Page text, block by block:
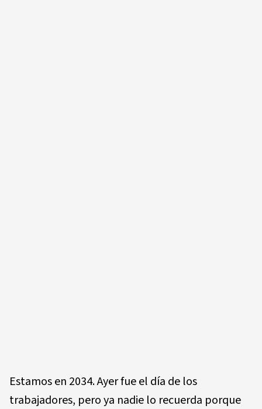
Estamos en 2034. Ayer fue el día de los
trabajadores, pero ya nadie lo recuerda porque